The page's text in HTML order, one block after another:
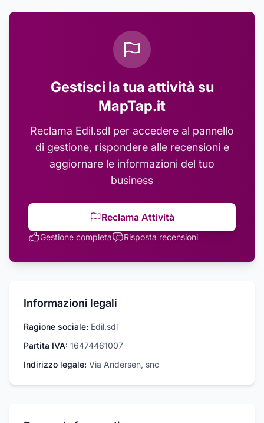
Gestisci la tua attività su
MapTap.it
Reclama Edil.sdl per accedere al pannello
di gestione, rispondere alle recensioni e
aggiornare le informazioni del tuo
business
Reclama Attività
Gestione completa Risposta recensioni
Informazioni legali
Ragione sociale: Edil.sdl
Partita IVA: 16474461007
Indirizzo legale: Via Andersen, snc